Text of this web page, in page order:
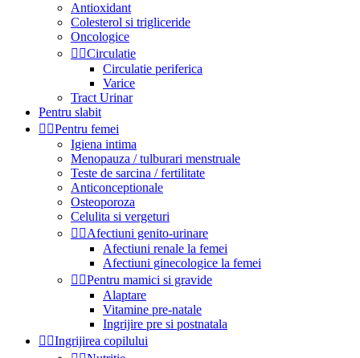
Antioxidant
Colesterol si trigliceride
Oncologice
 Circulatie
Circulatie periferica
Varice
Tract Urinar
Pentru slabit
 Pentru femei
Igiena intima
Menopauza / tulburari menstruale
Teste de sarcina / fertilitate
Anticonceptionale
Osteoporoza
Celulita si vergeturi
 Afectiuni genito-urinare
Afectiuni renale la femei
Afectiuni ginecologice la femei
 Pentru mamici si gravide
Alaptare
Vitamine pre-natale
Ingrijire pre si postnatala
 Ingrijirea copilului